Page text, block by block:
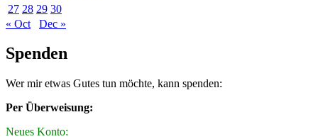
27 28 29 30
« Oct
Dec »
Spenden
Wer mir etwas Gutes tun möchte, kann spenden:
Per Überweisung:
Neues Konto: